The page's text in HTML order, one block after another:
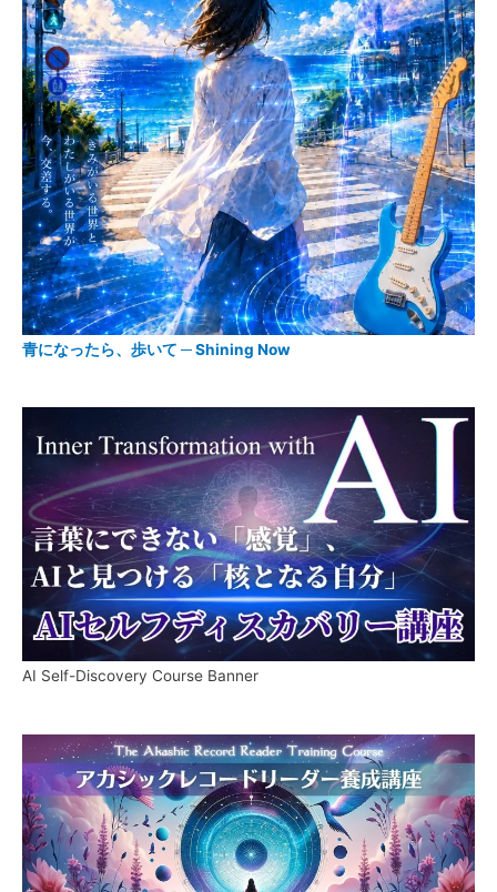
青になったら、歩いて ─ Shining Now
AI Self-Discovery Course Banner